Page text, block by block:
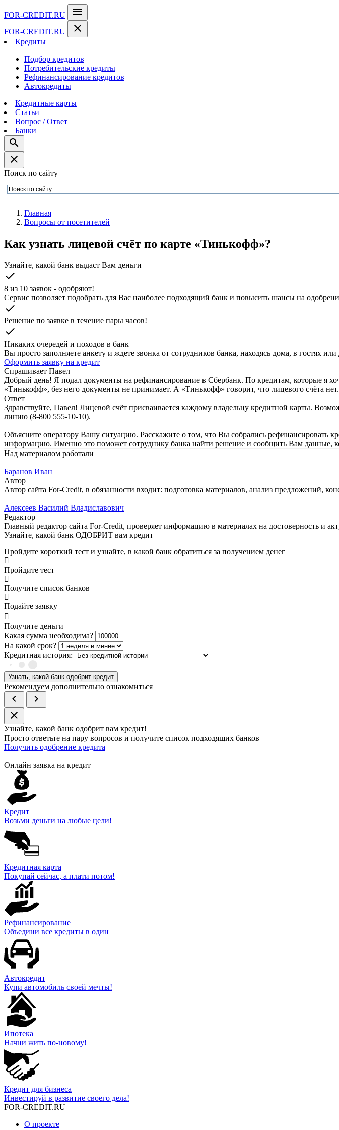
FOR-CREDIT.RU menu
FOR-CREDIT.RU close
Кредиты
Подбор кредитов
Потребительские кредиты
Рефинансирование кредитов
Автокредиты
Кредитные карты
Статьи
Вопрос / Ответ
Банки
search
close
Поиск по сайту
Главная
Вопросы от посетителей
Как узнать лицевой счёт по карте «Тинькофф»?
Узнайте, какой банк выдаст Вам деньги
check
8 из 10 заявок - одобряют!
Cервис позволяет подобрать для Вас наиболее подходящий банк и повысить шансы на
check
Решение по заявке в течение пары часов!
check
Никаких очередей и походов в банк
Вы просто заполняете анкету и ждете звонка от сотрудников банка, находясь дома, в гостях
Оформить заявку на кредит
Спрашивает Павел
Добрый день! Я подал документы на рефинансирование в Сбербанк. По кредитам, которые я
«Тинькофф», без него документы не принимает. А «Тинькофф» говорит, что лицевого счёта нет.
Ответ
Здравствуйте, Павел! Лицевой счёт присваивается каждому владельцу кредитной карты.
линию (8-800 555-10-10).
Объясните оператору Вашу ситуацию. Расскажите о том, что Вы собрались
информацию. Именно это поможет сотруднику банка найти решение и сообщить Вам данные,
Над материалом работали
Баранов Иван
Автор
Автор сайта For-Credit, в обязанности входит: подготовка материалов, анализ предложений,
Алексеев Василий Владиславович
Редактор
Главный редактор сайта For-Credit, проверяет информацию в материалах на достоверность и
Узнайте, какой банк ОДОБРИТ вам кредит
Пройдите короткий тест и узнайте, в какой банк обратиться за получением денег
Пройдите тест
Получите список банков
Подайте заявку
Получите деньги
Какая сумма необходима?
На какой срок?
Кредитная история:
Узнать, какой банк одобрит кредит
Рекомендуем дополнительно ознакомиться
chevron_left
chevron_right
close
Узнайте, какой банк одобрит вам кредит!
Просто ответьте на пару вопросов и получите список подходящих банков
Получить одобрение кредита
Онлайн заявка на кредит
Кредит
Возьми деньги на любые цели!
Кредитная карта
Покупай сейчас, а плати потом!
Рефинансирование
Объедини все кредиты в один
Автокредит
Купи автомобиль своей мечты!
Ипотека
Начни жить по-новому!
Кредит для бизнеса
Инвестируй в развитие своего дела!
FOR-CREDIT.RU
О проекте